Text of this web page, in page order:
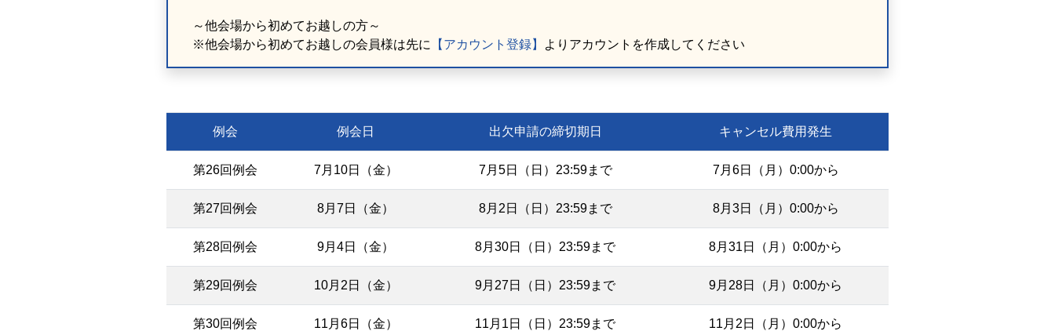
～他会場から初めてお越しの方～
※他会場から初めてお越しの会員様は先に
【アカウント登録】 よりアカウントを作成してください
例会 例会日 出欠申請の締切期日 キャンセル費用発生
第26回例会 7月10日（金） 7月5日（日）23:59まで 7月6日（月）0:00から
第27回例会 8月7日（金） 8月2日（日）23:59まで 8月3日（月）0:00から
第28回例会 9月4日（金） 8月30日（日）23:59まで 8月31日（月）0:00から
第29回例会 10月2日（金） 9月27日（日）23:59まで 9月28日（月）0:00から
第30回例会 11月6日（金） 11月1日（日）23:59まで 11月2日（月）0:00から